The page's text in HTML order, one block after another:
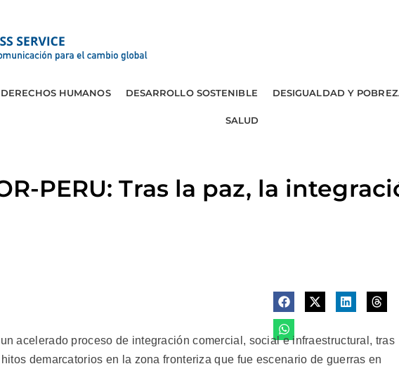
DERECHOS HUMANOS DESARROLLO SOSTENIBLE DESIGUALDAD Y
SALUD
PERU: Tras la paz, la
acelerado proceso de integración comercial, social e infraestructural, tras
demarcatorios en la zona fronteriza que fue escenario de guerras en